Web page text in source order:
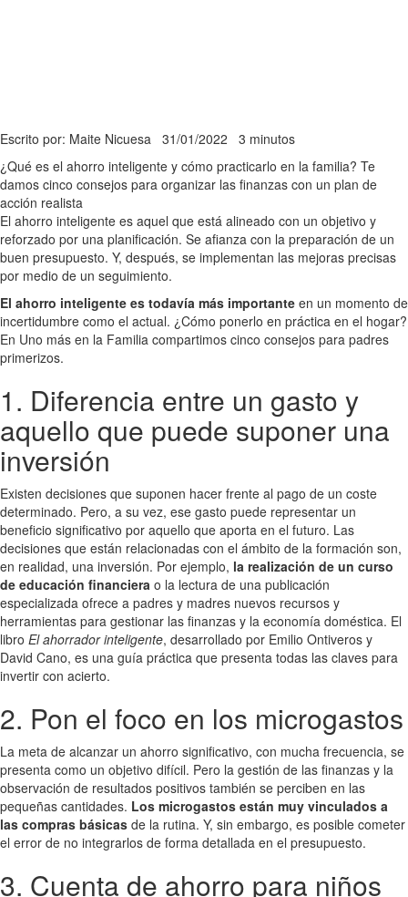
Escrito por: Maite Nicuesa 31/01/2022 3 minutos
¿Qué es el ahorro inteligente y cómo practicarlo en la familia? Te
damos cinco consejos para organizar las finanzas con un plan de
acción realista
El ahorro inteligente es aquel que está alineado con un objetivo y
reforzado por una planificación. Se afianza con la preparación de un
buen presupuesto. Y, después, se implementan las mejoras precisas
por medio de un seguimiento.
El ahorro inteligente es todavía más importante en un momento de
incertidumbre como el actual. ¿Cómo ponerlo en práctica en el hogar?
En Uno más en la Familia compartimos cinco consejos para padres
primerizos.
1. Diferencia entre un gasto y
aquello que puede suponer una
inversión
Existen decisiones que suponen hacer frente al pago de un coste
determinado. Pero, a su vez, ese gasto puede representar un
beneficio significativo por aquello que aporta en el futuro. Las
decisiones que están relacionadas con el ámbito de la formación son,
en realidad, una inversión. Por ejemplo, la realización de un curso
de educación financiera o la lectura de una publicación
especializada ofrece a padres y madres nuevos recursos y
herramientas para gestionar las finanzas y la economía doméstica. El
libro El ahorrador inteligente, desarrollado por Emilio Ontiveros y
David Cano, es una guía práctica que presenta todas las claves para
invertir con acierto.
2. Pon el foco en los microgastos
La meta de alcanzar un ahorro significativo, con mucha frecuencia, se
presenta como un objetivo difícil. Pero la gestión de las finanzas y la
observación de resultados positivos también se perciben en las
pequeñas cantidades. Los microgastos están muy vinculados a
las compras básicas de la rutina. Y, sin embargo, es posible cometer
el error de no integrarlos de forma detallada en el presupuesto.
3. Cuenta de ahorro para niños